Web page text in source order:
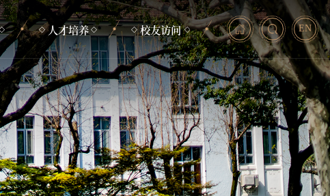
人才培养
本科生培养
研究生培养
非学历教育
校友访问
毕业照
校友动态
助力发展
EN